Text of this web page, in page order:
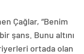
Çağlar, “Benim
şans. Bunu altını
ortada olan